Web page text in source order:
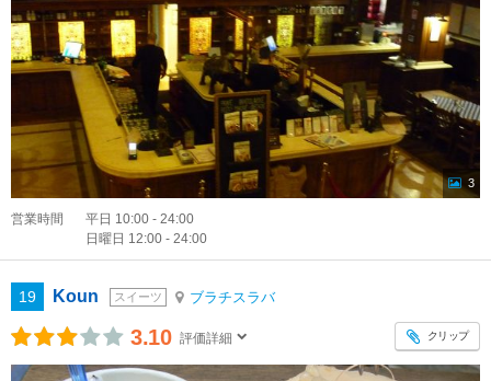
3
営業時間
平日 10:00 - 24:00
日曜日 12:00 - 24:00
19 Koun スイーツ ブラチスラバ
3.10 評価詳細 クリップ